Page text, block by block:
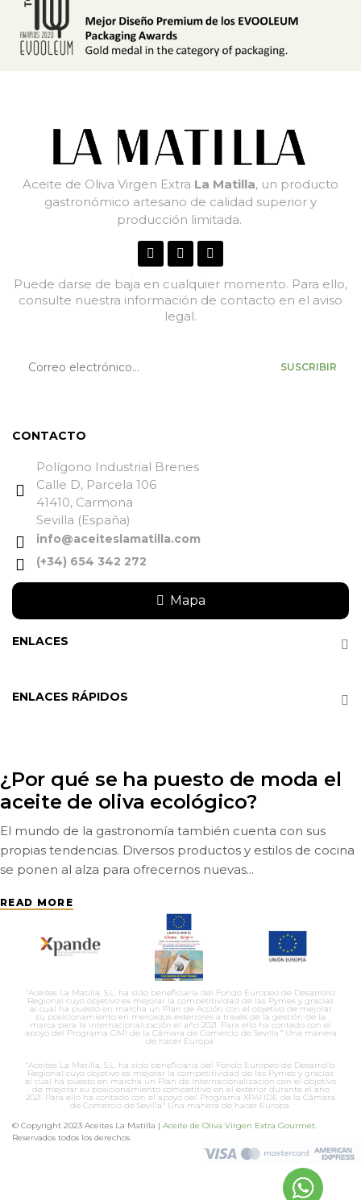
Aceite de Oliva Virgen Extra La Matilla, un producto
gastronómico artesano de calidad superior y
producción limitada.
Puede darse de baja en cualquier momento. Para ello,
consulte nuestra información de contacto en el aviso
legal.
SUSCRIBIR
CONTACTO
Polígono Industrial Brenes
Calle D, Parcela 106
41410, Carmona
Sevilla (España)
info@aceiteslamatilla.com
(+34) 654 342 272
Mapa
ENLACES
ENLACES RÁPIDOS
¿Por qué se ha puesto de moda el
aceite de oliva ecológico?
El mundo de la gastronomía también cuenta con sus
propias tendencias. Diversos productos y estilos de cocina
se ponen al alza para ofrecernos nuevas...
READ MORE
“Aceites La Matilla, S.L. ha sido beneficiaria del Fondo Europeo de Desarrollo
Regional cuyo objetivo es mejorar la competitividad de las Pymes y gracias
al cual ha puesto en marcha un Plan de Acción con el objetivo de mejorar
su posicionamiento en mercados exteriores a través de la gestión de la
marca para la internacionalización el año 2021. Para ello ha contado con el
apoyo del Programa GMI de la Cámara de Comercio de Sevilla.” Una manera
de hacer Europa.
"Aceites La Matilla, S.L. ha sido beneficiaria del Fondo Europeo de Desarrollo
Regional cuyo objetivo es mejorar la competitividad de las Pymes y gracias
al cual ha puesto en marcha un Plan de Internacionalización con el objetivo
de mejorar su posicionamiento competitivo en el exterior durante el año
2021. Para ello ha contado con el apoyo del Programa XPANDE de la Cámara
de Comercio de Sevilla." Una manera de hacer Europa.
© Copyright 2023 Aceites La Matilla | Aceite de Oliva Virgen Extra Gourmet.
Reservados todos los derechos.